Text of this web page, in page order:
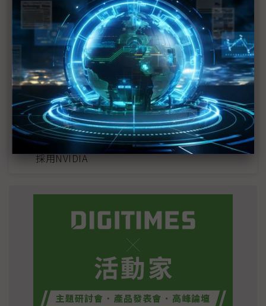
2027全年記憶體產能提前售罄 買家「祕而不
宣」只怕買不夠
英特爾EMIB良率達標 聯發科第2代ASIC產品
2028準時量產
光進銅退更明確？ 聯發科估SerDes 448G為銅
線「最終戰場」
SpaceX晶片採購大轉向 Elon Musk捨超微全面
採用NVIDIA